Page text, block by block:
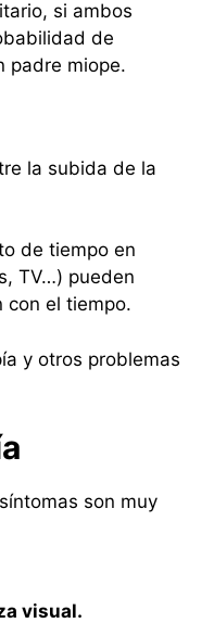
si ambos
de
padre miope.
la subida de la
de tiempo en
TV…) pueden
con el tiempo.
y otros problemas
son muy
visual.